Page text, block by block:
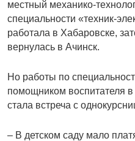
местный механико-
специальности «техник-
работала в Хабаровске,
вернулась в Ачинск.
Но работы по
помощником воспитателя
стала встреча с
– В детском саду мало